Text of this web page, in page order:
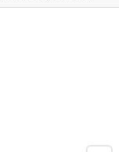
servicios de
check-in
gratuito..